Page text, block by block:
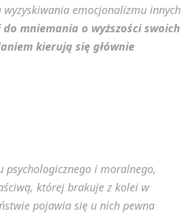
emocjonalizmu innych
mniemania o wyższości swoich
kierują się głównie
i moralnego,
której brakuje z kolei w
pojawia się u nich pewna